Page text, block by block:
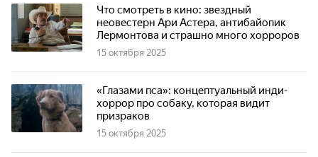
Что смотреть в кино: звездный
неовестерн Ари Астера, антибайопик
Лермонтова и страшно много хорроров
15 октября 2025
«Глазами пса»: концептуальный инди-
хоррор про собаку, которая видит
призраков
15 октября 2025